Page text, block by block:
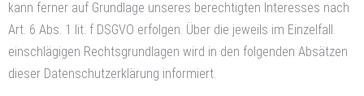
kann ferner auf Grundlage unseres berechtigten Interesses nach
Art. 6 Abs. 1 lit. f DSGVO erfolgen. Über die jeweils im Einzelfall
einschlägigen Rechtsgrundlagen wird in den folgenden Absätzen
dieser Datenschutzerklärung informiert.